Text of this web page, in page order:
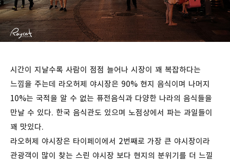
시간이 지날수록 사람이 점점 늘어나 시장이 꽤 복잡하다는
느낌을 주는데 라오허제 야시장은 90% 현지 음식이며 나머지
10%는 국적을 알 수 없는 퓨전음식과 다양한 나라의 음식들을
만날 수 있다. 한국 음식관도 있으며 노점상에서 파는 과일들이
꽤 맛있다.
라오허제 야시장은 타이페이에서 2번째로 가장 큰 야시장이라
관광객이 많이 찾는 스린 야시장 보다 현지의 분위기를 더 느낄